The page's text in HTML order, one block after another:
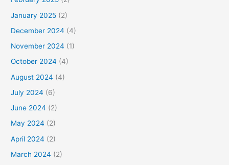
January 2025 (2)
December 2024 (4)
November 2024 (1)
October 2024 (4)
August 2024 (4)
July 2024 (6)
June 2024 (2)
May 2024 (2)
April 2024 (2)
March 2024 (2)